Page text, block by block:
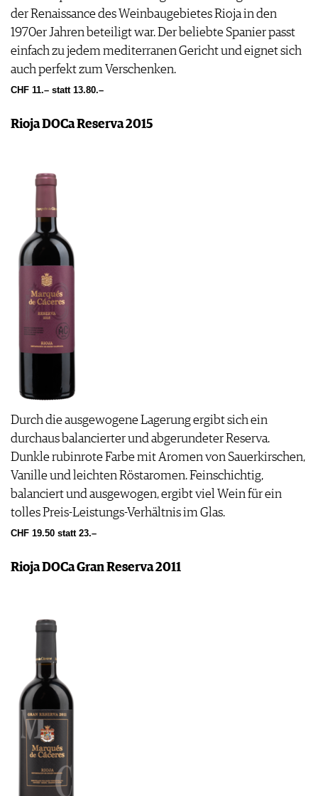
der Renaissance des Weinbaugebietes Rioja in den
1970er Jahren beteiligt war. Der beliebte Spanier passt
einfach zu jedem mediterranen Gericht und eignet sich
auch perfekt zum Verschenken.
CHF 11.– statt 13.80.–
Rioja DOCa Reserva 2015
Durch die ausgewogene Lagerung ergibt sich ein
durchaus balancierter und abgerundeter Reserva.
Dunkle rubinrote Farbe mit Aromen von Sauerkirschen,
Vanille und leichten Röstaromen. Feinschichtig,
balanciert und ausgewogen, ergibt viel Wein für ein
tolles Preis-Leistungs-Verhältnis im Glas.
CHF 19.50 statt 23.–
Rioja DOCa Gran Reserva 2011